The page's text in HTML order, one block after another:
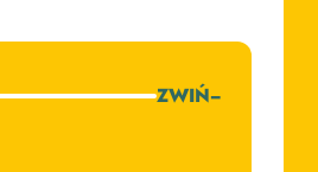
ZWIŃ−